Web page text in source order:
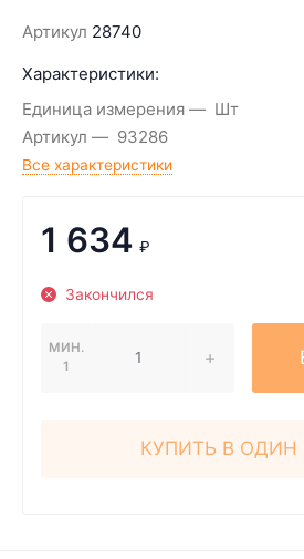
Артикул 28740
Характеристики:
Единица измерения
Шт
Артикул
93286
Все характеристики
1 634 ₽
Закончился
МИН.
1
КУПИТЬ В ОДИН